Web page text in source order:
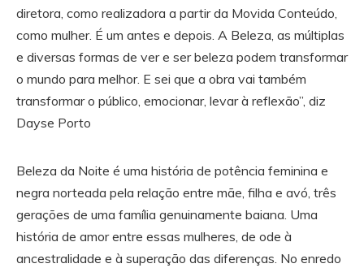
diretora, como realizadora a partir da Movida Conteúdo,
como mulher. É um antes e depois. A Beleza, as múltiplas
e diversas formas de ver e ser beleza podem transformar
o mundo para melhor. E sei que a obra vai também
transformar o público, emocionar, levar à reflexão”, diz
Dayse Porto
Beleza da Noite é uma história de potência feminina e
negra norteada pela relação entre mãe, filha e avó, três
gerações de uma família genuinamente baiana. Uma
história de amor entre essas mulheres, de ode à
ancestralidade e à superação das diferenças. No enredo